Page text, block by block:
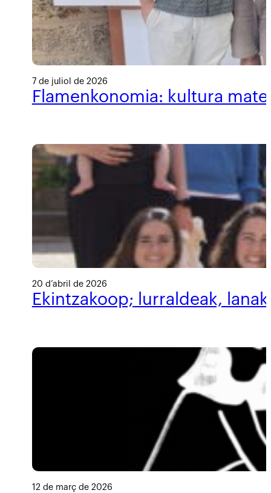
7 de juliol de 2026
Flamenkonomia: kultura
20 d’abril de 2026
Ekintzakoop; lurraldeak,
12 de març de 2026